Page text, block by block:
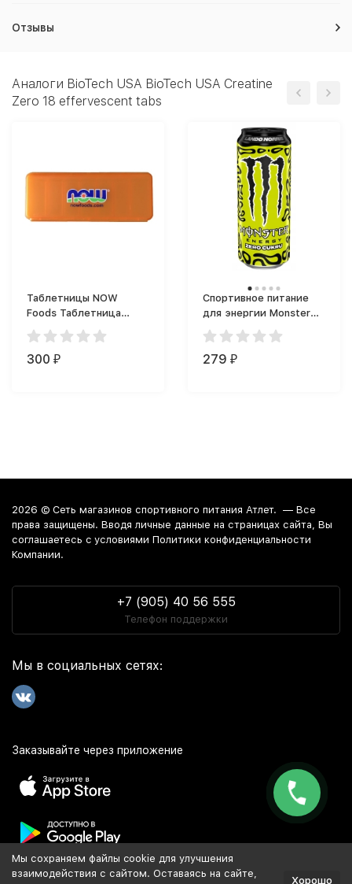
Отзывы
Аналоги BioTech USA BioTech USA Creatine
Zero 18 effervescent tabs
Таблетницы NOW
Foods Таблетница
длинная 7 отделений
300 ₽
Спортивное питание
для энергии Monster
Monster Energy (500
мл)
279 ₽
2026 © Сеть магазинов спортивного питания Атлет. — Все
права защищены. Вводя личные данные на страницах сайта, Вы
соглашаетесь c условиями Политики конфиденциальности
Компании.
+7 (905) 40 56 555
Телефон поддержки
Мы в социальных сетях:
Заказывайте через приложение
Популярное
Мы сохраняем файлы cookie для улучшения
взаимодействия с сайтом. Оставаясь на сайте,
Хорошо